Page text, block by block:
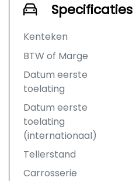
Specificaties
Kenteken
BTW of Marge
Datum eerste
toelating
Datum eerste
toelating
(internationaal)
Tellerstand
Carrosserie